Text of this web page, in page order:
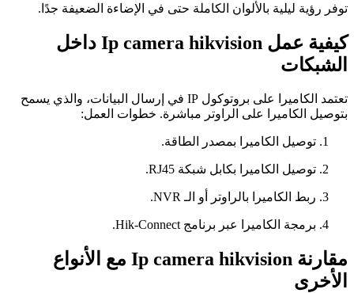
توفر رؤية ليلية بالألوان الكاملة حتى في الإضاءة الضعيفة جدًا.
كيفية عمل Ip camera hikvision داخل
الشبكات
تعتمد الكاميرا على بروتوكول IP في إرسال البيانات، والذي يسمح
بتوصيل الكاميرا على الراوتر مباشرة. خطوات العمل:
توصيل الكاميرا بمصدر الطاقة.
توصيل الكاميرا بكابل شبكة RJ45.
ربط الكاميرا بالراوتر أو الـ NVR.
برمجة الكاميرا عبر برنامج Hik-Connect.
مقارنة Ip camera hikvision مع الأنواع
الأخرى